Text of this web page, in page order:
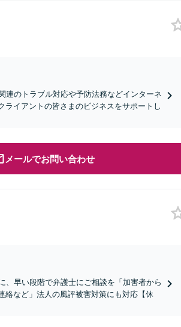
連のトラブル対応や予防法務などインターネ
ライアントの皆さまのビジネスをサポートし
メールでお問い合わせ
、早い段階で弁護士にご相談を「加害者から
絡など」法人の風評被害対策にも対応【休